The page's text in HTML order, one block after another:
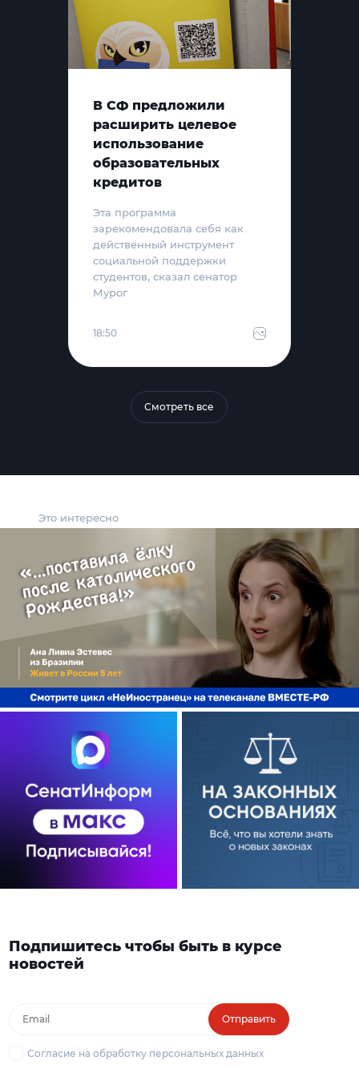
Это интересно
В СФ предложили
расширить целевое
использование
образовательных
кредитов
Эта программа
зарекомендовала себя как
действенный инструмент
социальной поддержки
студентов, сказал сенатор
Мурог
18:50
Смотреть все
Подпишитесь чтобы быть в курсе
новостей
Отправить
Согласие на обработку персональных данных